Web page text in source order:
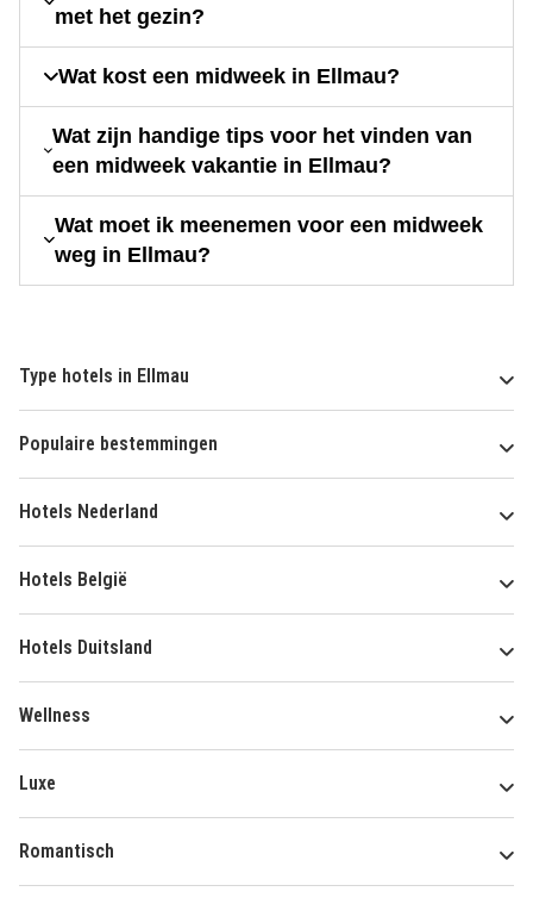
met het gezin?
Wat kost een midweek in Ellmau?
Wat zijn handige tips voor het vinden van
een midweek vakantie in Ellmau?
Wat moet ik meenemen voor een midweek
weg in Ellmau?
Type hotels in Ellmau
Populaire bestemmingen
Hotels Nederland
Hotels België
Hotels Duitsland
Wellness
Luxe
Romantisch